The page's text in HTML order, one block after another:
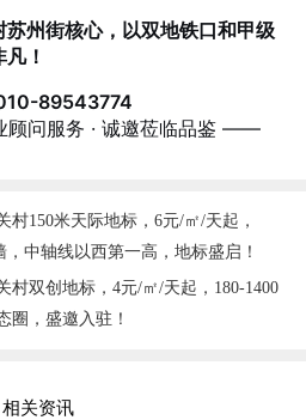
州街核心，以双地铁口和甲级
！
89543774
顾问服务 · 诚邀莅临品鉴 ——
村150米天际地标，6元/㎡/天起，
，中轴线以西第一高，地标盛启！
村双创地标，4元/㎡/天起，180-1400
圈，盛邀入驻！
相关资讯